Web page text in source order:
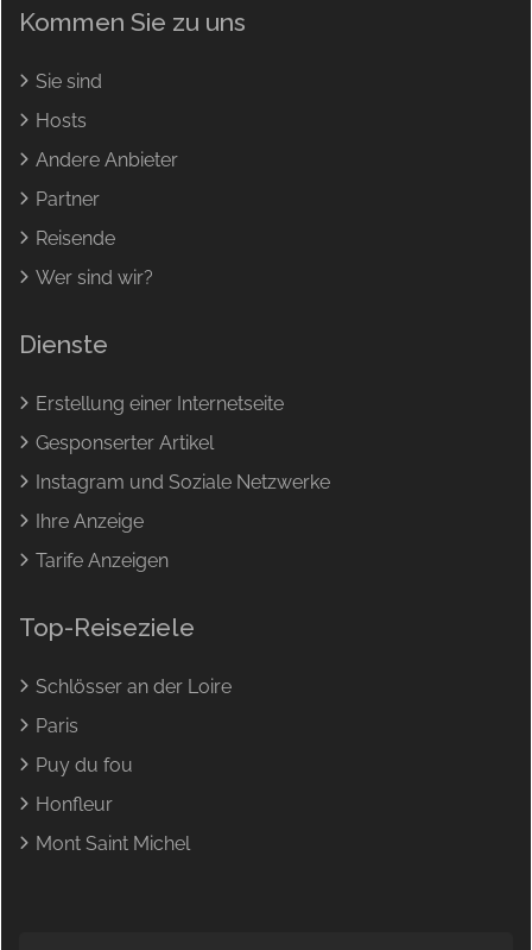
Kommen Sie zu uns
Sie sind
Hosts
Andere Anbieter
Partner
Reisende
Wer sind wir?
Dienste
Erstellung einer Internetseite
Gesponserter Artikel
Instagram und Soziale Netzwerke
Ihre Anzeige
Tarife Anzeigen
Top-Reiseziele
Schlösser an der Loire
Paris
Puy du fou
Honfleur
Mont Saint Michel